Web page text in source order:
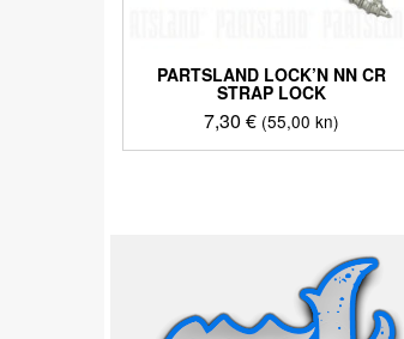
PARTSLAND LOCK’N NN CR
STRAP LOCK
7,30 € (55,00 kn)